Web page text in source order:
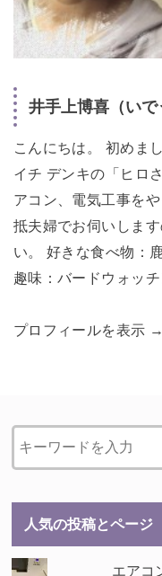
井手上博喜（いで
こんにちは。 初めま
イチ デンキの「ヒロ
アコン、電気工事を
抵夫婦でお伺いしま
い。 好きな食べ物：
趣味：バードウォッ
プロフィールを表示 →
人気の投稿とページ
エアコ